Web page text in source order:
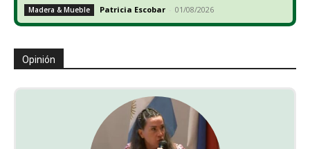
Madera & Mueble Patricia Escobar - 01/08/2026
Opinión